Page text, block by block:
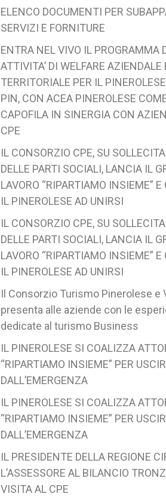
ELENCO DOCUMENTI PER
SERVIZI E FORNITURE
ENTRA NEL VIVO IL PROGRAMMA
ATTIVITA’ DI WELFARE AZIENDALE
TERRITORIALE PER IL
PIN, CON ACEA PINEROLESE
CAPOFILA IN SINERGIA CON
CPE
IL CONSORZIO CPE, SU
DELLE PARTI SOCIALI, LANCIA IL
LAVORO “RIPARTIAMO INSIEME”
IL PINEROLESE AD UNIRSI
IL CONSORZIO CPE, SU
DELLE PARTI SOCIALI, LANCIA IL
LAVORO “RIPARTIAMO INSIEME”
IL PINEROLESE AD UNIRSI
Il Consorzio Turismo Pinerolese e
presenta alle aziende con le
dedicate al turismo Business
IL PINEROLESE SI COALIZZA
“RIPARTIAMO INSIEME” PER
DALL’EMERGENZA
IL PINEROLESE SI COALIZZA
“RIPARTIAMO INSIEME” PER
DALL’EMERGENZA
IL PRESIDENTE DELLA REGIONE
L’ASSESSORE AL BILANCIO
VISITA AL CPE